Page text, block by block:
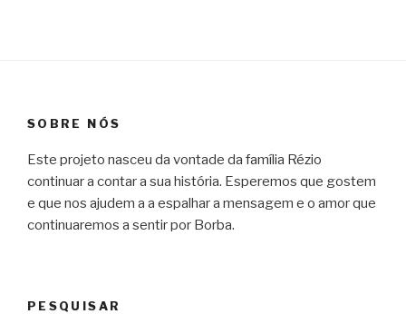
SOBRE NÓS
Este projeto nasceu da vontade da família Rézio
continuar a contar a sua história. Esperemos que gostem
e que nos ajudem a a espalhar a mensagem e o amor que
continuaremos a sentir por Borba.
PESQUISAR